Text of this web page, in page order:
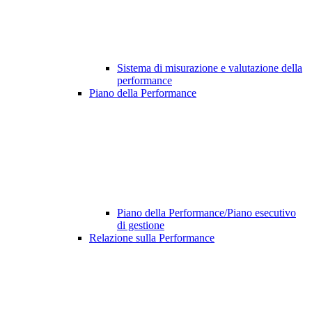
Sistema di misurazione e valutazione della
performance
Piano della Performance
Piano della Performance/Piano esecutivo
di gestione
Relazione sulla Performance